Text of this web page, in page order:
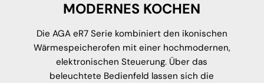
MODERNES KOCHEN
Die AGA eR7 Serie kombiniert den ikonischen
Wärmespeicherofen mit einer hochmodernen,
elektronischen Steuerung. Über das
beleuchtete Bedienfeld lassen sich die